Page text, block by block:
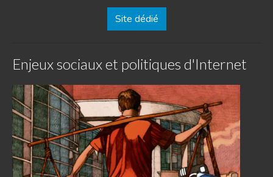
Site dédié
Enjeux sociaux et politiques d'Internet